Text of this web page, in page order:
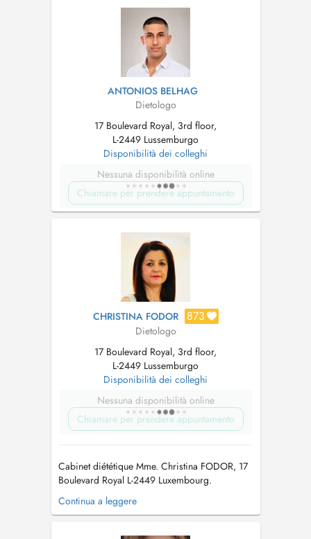
collectivité, et également à la maison du
diabète, je saurai m'adapter à vos besoins....
ANTONIOS BELHAG
Dietologo
17 Boulevard Royal, 3rd floor,
L-2449 Lussemburgo
Disponibilità dei colleghi
Nessuna disponibilità online
Chiamare per prendere appuntamento
CHRISTINA FODOR 873
Dietologo
17 Boulevard Royal, 3rd floor,
L-2449 Lussemburgo
Disponibilità dei colleghi
Nessuna disponibilità online
Chiamare per prendere appuntamento
Cabinet diététique Mme. Christina FODOR, 17
Boulevard Royal L-2449 Luxembourg.
Diplômée en Dététique et Nutrition à l'
Université Harokopio d' Athènes, affiliée à la
lobésité et le patient bariatrique, l hypertension
Continua a leggere